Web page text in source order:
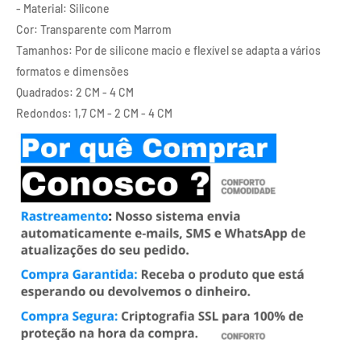
- Material: Silicone
Cor: Transparente com Marrom
Tamanhos: Por de silicone macio e flexível se adapta a vários
formatos e dimensões
Quadrados: 2 CM - 4 CM
Redondos: 1,7 CM - 2 CM - 4 CM